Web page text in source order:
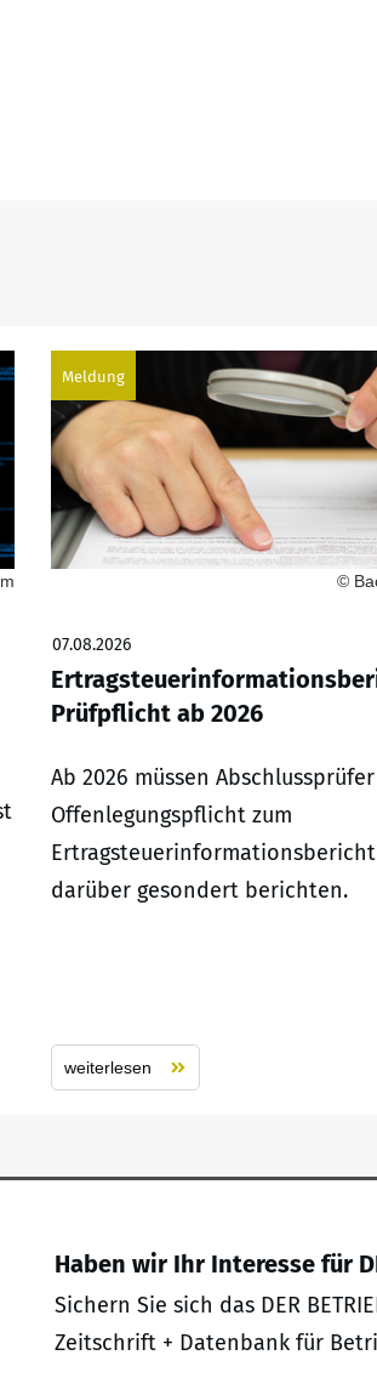
Meldung
©
07.08.2026
Prüfpflicht ab 2026
Ab 2026 müssen
Offenlegungspflicht zum
darüber gesondert berichten.
weiterlesen
Haben wir Ihr Interesse für
Sichern Sie sich das DER
Zeitschrift + Datenbank für